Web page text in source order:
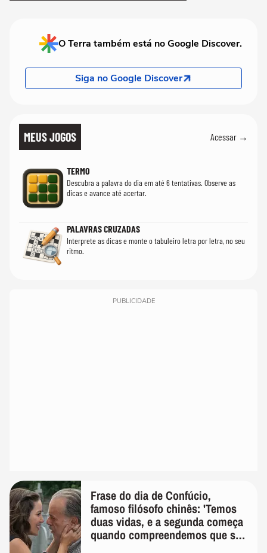
O Terra também está no Google Discover.
Siga no Google Discover
MEUS JOGOS Acessar →
TERMO
Descubra a palavra do dia em até 6 tentativas. Observe as
dicas e avance até acertar.
PALAVRAS CRUZADAS
Interprete as dicas e monte o tabuleiro letra por letra, no seu
ritmo.
PUBLICIDADE
Frase do dia de Confúcio,
famoso filósofo chinês: 'Temos
duas vidas, e a segunda começa
quando compreendemos que só